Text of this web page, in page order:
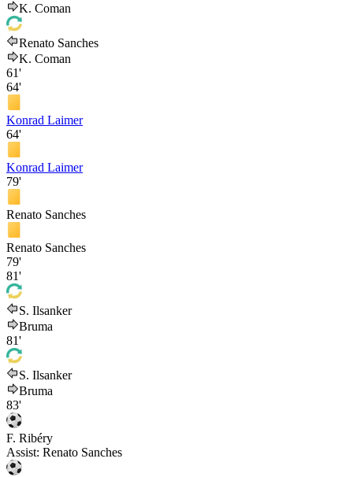
K. Coman
Renato Sanches
K. Coman
61'
64'
Konrad Laimer
64'
Konrad Laimer
79'
Renato Sanches
Renato Sanches
79'
81'
S. Ilsanker
Bruma
81'
S. Ilsanker
Bruma
83'
F. Ribéry
Assist: Renato Sanches